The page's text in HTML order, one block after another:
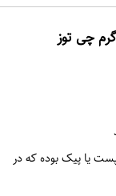
ر
یا پیک بوده که در